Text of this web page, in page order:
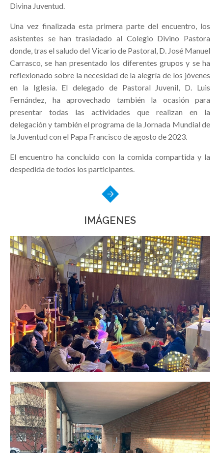
Divina Juventud.
Una vez finalizada esta primera parte del encuentro, los
asistentes se han trasladado al Colegio Divino Pastora
donde, tras el saludo del Vicario de Pastoral, D. José Manuel
Carrasco, se han presentado los diferentes grupos y se ha
reflexionado sobre la necesidad de la alegría de los jóvenes
en la Iglesia. El delegado de Pastoral Juvenil, D. Luis
Fernández, ha aprovechado también la ocasión para
presentar todas las actividades que realizan en la
delegación y también el programa de la Jornada Mundial de
la Juventud con el Papa Francisco de agosto de 2023.
El encuentro ha concluido con la comida compartida y la
despedida de todos los participantes.
IMÁGENES